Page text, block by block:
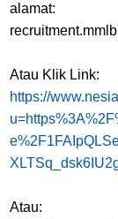
alamat:
Atau Klik Link:
https://
Atau: